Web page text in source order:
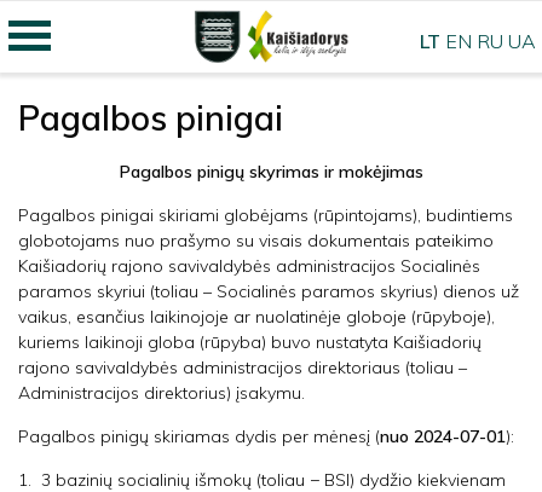
Pagalbos pinigai
Pagalbos pinigų skyrimas ir mokėjimas
Pagalbos pinigai skiriami globėjams (rūpintojams), budintiems
globotojams nuo prašymo su visais dokumentais pateikimo
Kaišiadorių rajono savivaldybės administracijos Socialinės
paramos skyriui (toliau – Socialinės paramos skyrius) dienos už
vaikus, esančius laikinojoje ar nuolatinėje globoje (rūpyboje),
kuriems laikinoji globa (rūpyba) buvo nustatyta Kaišiadorių
rajono savivaldybės administracijos direktoriaus (toliau –
Administracijos direktorius) įsakymu.
Pagalbos pinigų skiriamas dydis per mėnesį (nuo 2024-07-01):
1. 3 bazinių socialinių išmokų (toliau − BSI) dydžio kiekvienam
LT EN RU UA